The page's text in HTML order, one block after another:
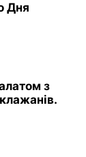
Дня
з